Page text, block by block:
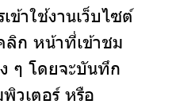
ข้าใช้งานเว็บไซต์
ลิก หน้าที่เข้าชม
ๆ โดยจะบันทึก
วเตอร์ หรือ